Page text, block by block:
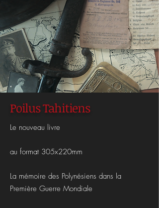
Poilus Tahitiens
Le nouveau livre
au format 305x220mm
La mémoire des Polynésiens dans la
Première Guerre Mondiale